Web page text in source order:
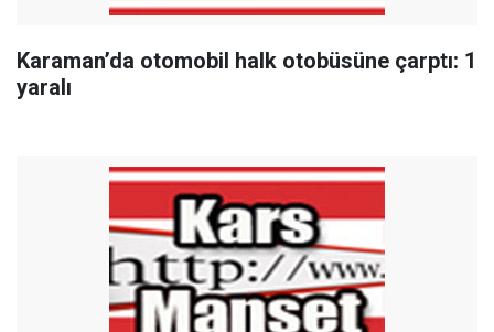
Karaman’da otomobil halk otobüsüne çarptı: 1
yaralı